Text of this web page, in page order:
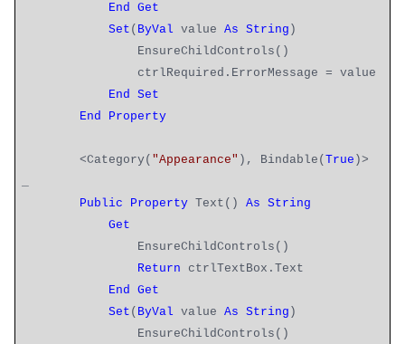
End
Get
Set ( ByVal valueAs String )
EnsureChildControls()
ctrlRequired.ErrorMessage = value
End
Set
End
Property
<Category( "Appearance" ), Bindable(True )>
Public
Property Text()As
String
Get
EnsureChildControls()
Return ctrlTextBox.Text
End
Get
Set ( ByVal valueAs String )
EnsureChildControls()